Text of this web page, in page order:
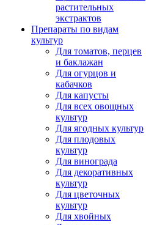
растительных
экстрактов
Препараты по видам
культур
Для томатов, перцев
и баклажан
Для огурцов и
кабачков
Для капусты
Для всех овощных
культур
Для ягодных культур
Для плодовых
культур
Для винограда
Для декоративных
культур
Для цветочных
культур
Для хвойных